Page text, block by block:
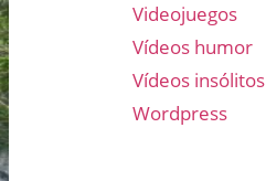
Videojuegos
Vídeos humor
Vídeos insólitos
Wordpress